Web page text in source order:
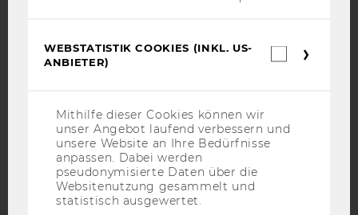
IMPRESSUM
BARRIEREFREIHEITSERKLÄRUNG WEBSEITE
DATENSCHUTZERKLÄRUNG
DATENSCHUTZERKLÄRUNG SOCIAL MEDIA
WEBSTATISTIK COOKIES (INKL. US-
ANBIETER)
Mithilfe dieser Cookies können wir
unser Angebot laufend verbessern und
unsere Website an Ihre Bedürfnisse
anpassen. Dabei werden
pseudonymisierte Daten über die
Websitenutzung gesammelt und
statistisch ausgewertet.